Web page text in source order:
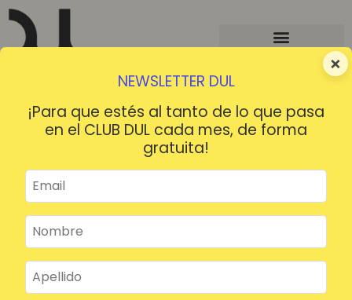
×
NEWSLETTER DUL
¡Para que estés al tanto de lo que pasa
en el CLUB DUL cada mes, de forma
gratuita!
¡HOLA!